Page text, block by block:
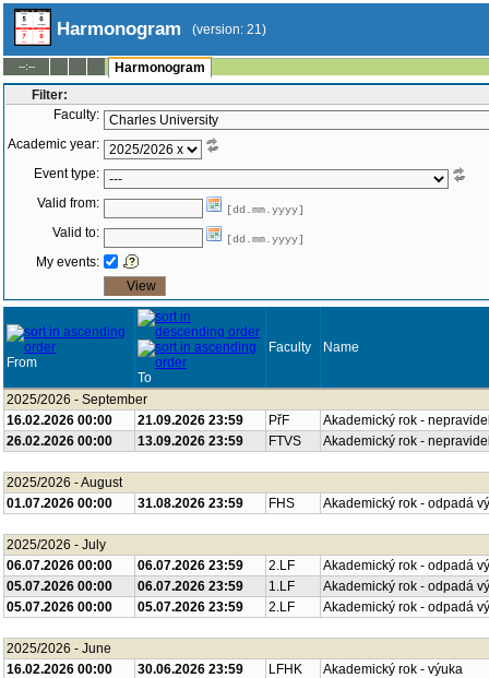
Harmonogram (version: 21)
--:--
Harmonogram
Filter:
Faculty:
Academic year:
Event type:
Valid from:
[dd.mm.yyyy]
Valid to: [dd.mm.yyyy]
My events:
From
To
Faculty Name
2025/2026 - September
16.02.2026 00:00
21.09.2026 23:59 PřF
Akademický rok -
26.02.2026 00:00
13.09.2026 23:59 FTVS Akademický rok -
2025/2026 - August
01.07.2026 00:00
31.08.2026 23:59 FHS Akademický rok - odpadá
2025/2026 - July
06.07.2026 00:00
06.07.2026 23:59 2.LF
Akademický rok - odpadá
05.07.2026 00:00
06.07.2026 23:59 1.LF
Akademický rok - odpadá
05.07.2026 00:00
05.07.2026 23:59 2.LF Akademický rok - odpadá
2025/2026 - June
16.02.2026 00:00
30.06.2026 23:59 LFHK
Akademický rok - výuka